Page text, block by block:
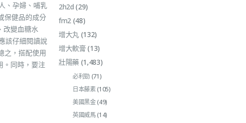
、孕婦、哺乳
保健品的成分
改變血糖水
該仔細閱讀說
之，搭配使用
。同時，要注
2h2d (29)
fm2(48)
增大丸(132)
增大軟膏 (13)
壯陽藥(1,483)
必利勁(71)
日本藤素(105)
美國黑金(49)
英國威馬(14)